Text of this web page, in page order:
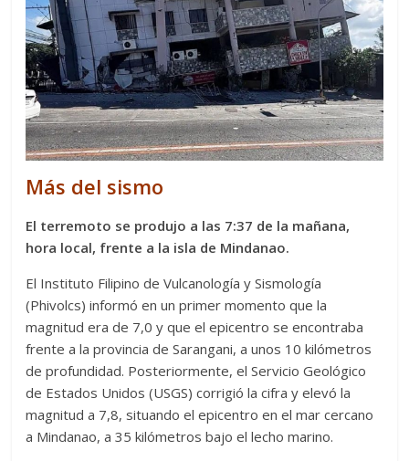
Más del sismo
El terremoto se produjo a las 7:37 de la mañana,
hora local, frente a la isla de Mindanao.
El Instituto Filipino de Vulcanología y Sismología
(Phivolcs) informó en un primer momento que la
magnitud era de 7,0 y que el epicentro se encontraba
frente a la provincia de Sarangani, a unos 10 kilómetros
de profundidad. Posteriormente, el Servicio Geológico
de Estados Unidos (USGS) corrigió la cifra y elevó la
magnitud a 7,8, situando el epicentro en el mar cercano
a Mindanao, a 35 kilómetros bajo el lecho marino.